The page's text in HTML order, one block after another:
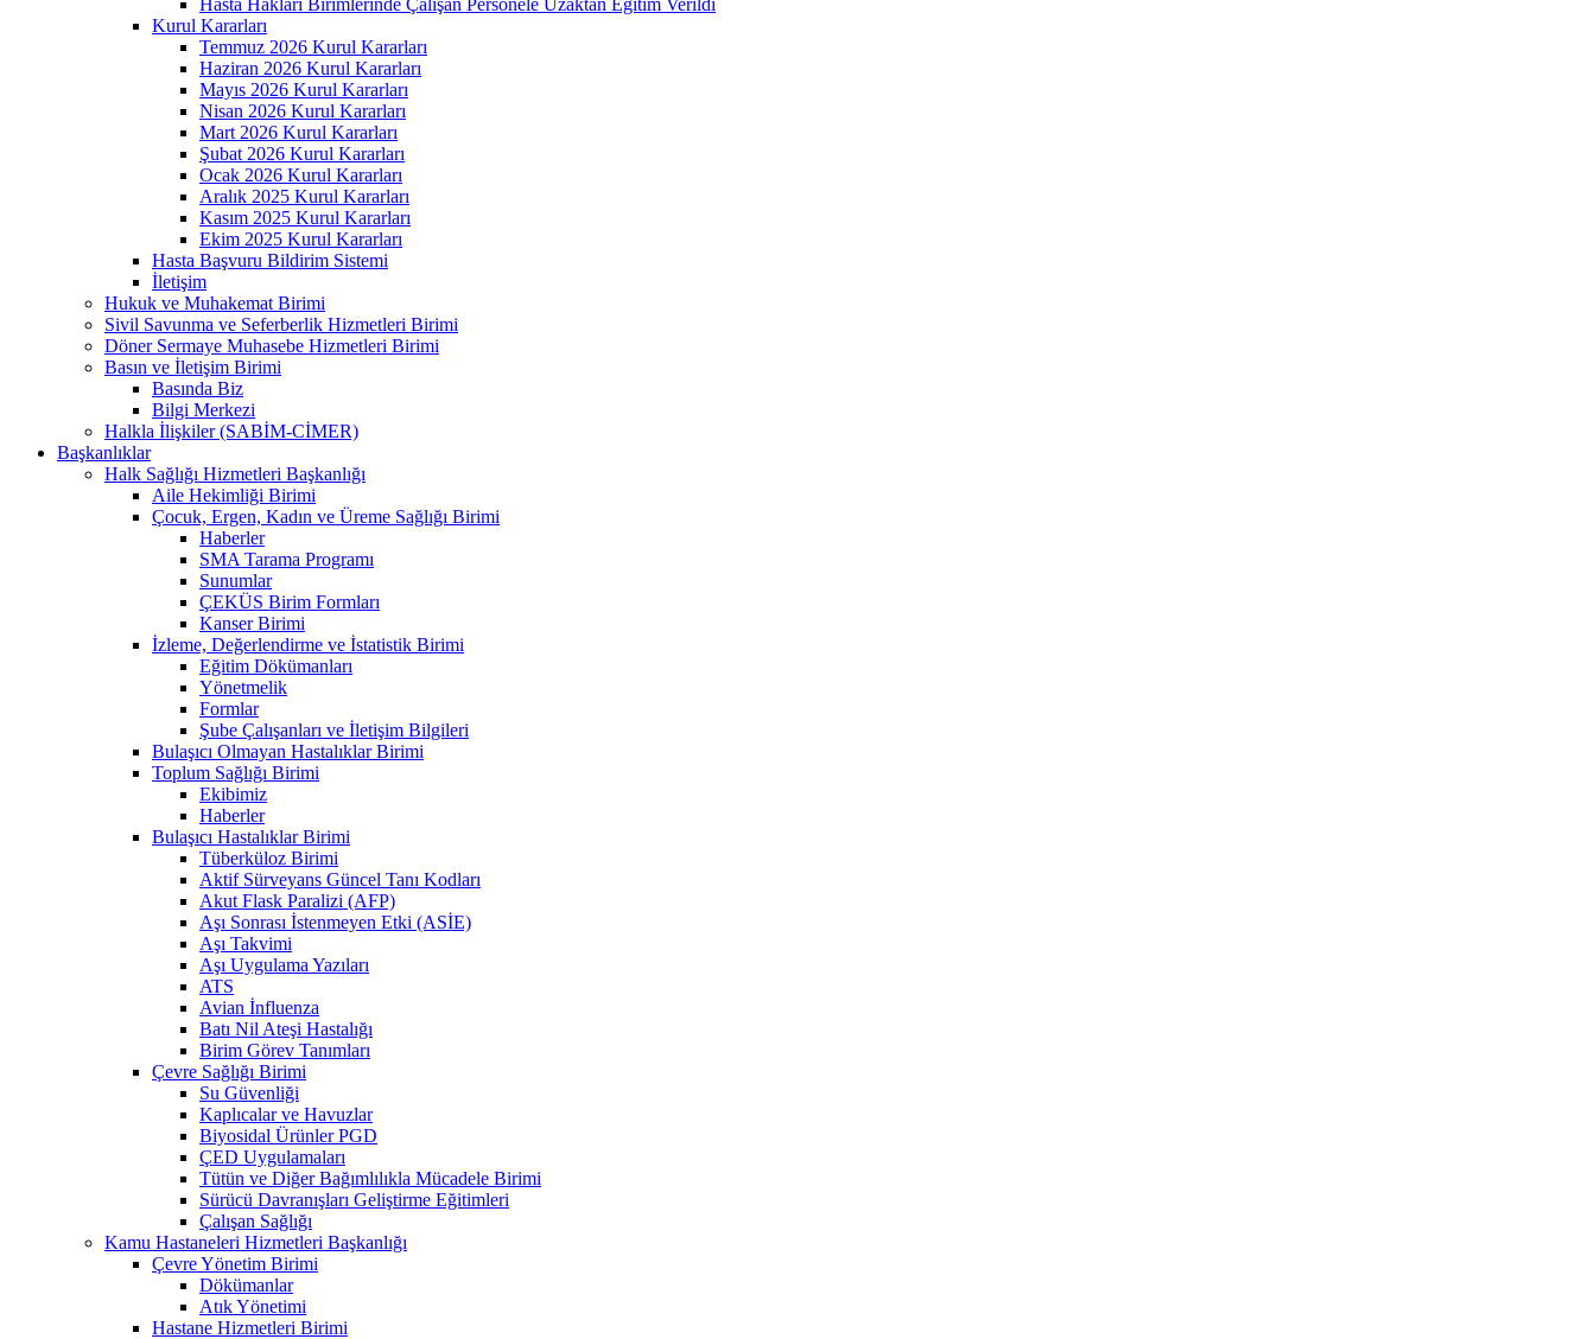
Kurul Kararları
Temmuz 2026 Kurul Kararları
Haziran 2026 Kurul Kararları
Mayıs 2026 Kurul Kararları
Nisan 2026 Kurul Kararları
Mart 2026 Kurul Kararları
Şubat 2026 Kurul Kararları
Ocak 2026 Kurul Kararları
Aralık 2025 Kurul Kararları
Kasım 2025 Kurul Kararları
Ekim 2025 Kurul Kararları
Hasta Başvuru Bildirim Sistemi
İletişim
Hukuk ve Muhakemat Birimi
Sivil Savunma ve Seferberlik Hizmetleri Birimi
Döner Sermaye Muhasebe Hizmetleri Birimi
Basın ve İletişim Birimi
Basında Biz
Bilgi Merkezi
Halkla İlişkiler (SABİM-CİMER)
Başkanlıklar
Halk Sağlığı Hizmetleri Başkanlığı
Aile Hekimliği Birimi
Çocuk, Ergen, Kadın ve Üreme Sağlığı Birimi
Haberler
SMA Tarama Programı
Sunumlar
ÇEKÜS Birim Formları
Kanser Birimi
İzleme, Değerlendirme ve İstatistik Birimi
Eğitim Dökümanları
Yönetmelik
Formlar
Şube Çalışanları ve İletişim Bilgileri
Bulaşıcı Olmayan Hastalıklar Birimi
Toplum Sağlığı Birimi
Ekibimiz
Haberler
Bulaşıcı Hastalıklar Birimi
Tüberküloz Birimi
Aktif Sürveyans Güncel Tanı Kodları
Akut Flask Paralizi (AFP)
Aşı Sonrası İstenmeyen Etki (ASİE)
Aşı Takvimi
Aşı Uygulama Yazıları
ATS
Avian İnfluenza
Batı Nil Ateşi Hastalığı
Birim Görev Tanımları
Çevre Sağlığı Birimi
Su Güvenliği
Kaplıcalar ve Havuzlar
Biyosidal Ürünler PGD
ÇED Uygulamaları
Tütün ve Diğer Bağımlılıkla Mücadele Birimi
Sürücü Davranışları Geliştirme Eğitimleri
Çalışan Sağlığı
Kamu Hastaneleri Hizmetleri Başkanlığı
Çevre Yönetim Birimi
Dökümanlar
Atık Yönetimi
Hastane Hizmetleri Birimi